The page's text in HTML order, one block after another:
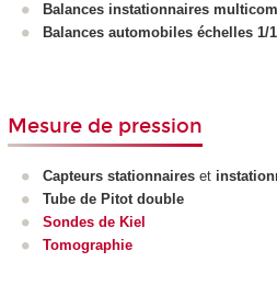
Balances instationnaires
Balances automobiles échelles 1/
Mesure de pression
Capteurs stationnaires et
Tube de Pitot double
Sondes de Kiel
Tomographie